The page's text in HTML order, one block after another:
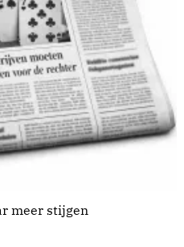
meer stijgen